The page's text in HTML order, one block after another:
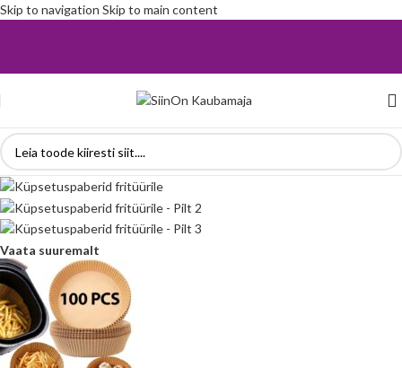
Skip to navigation Skip to main content
Vaata suuremalt